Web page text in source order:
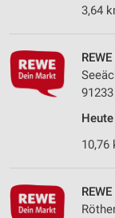
3,64
10,76
Funktional
Werbung